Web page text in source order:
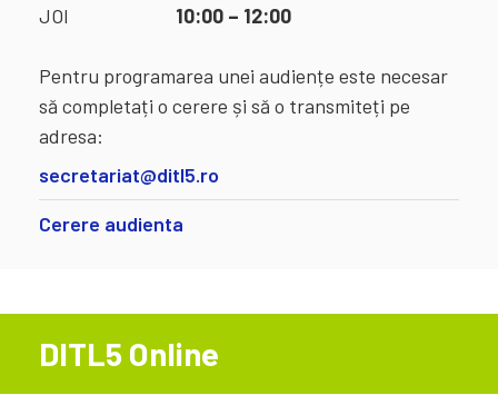
JOI 10:00 – 12:00
Pentru programarea unei audiențe este necesar
să completați o cerere și să o transmiteți pe
adresa:
secretariat@ditl5.ro
Cerere audienta
DITL5 Online